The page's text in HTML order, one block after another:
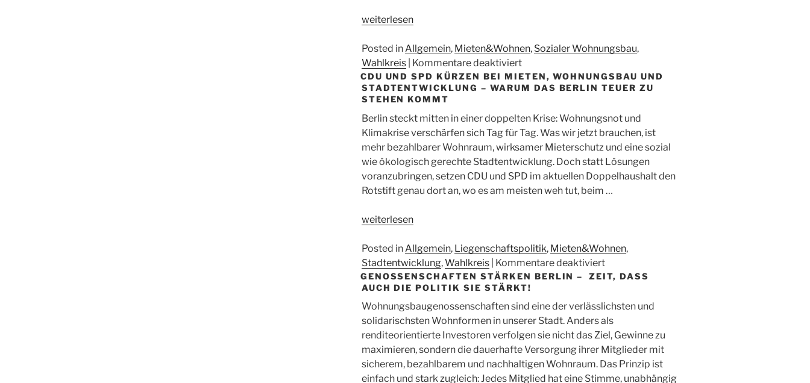
„Mietenkonzept
Senat
lässt
Mieter*innen
im
Regen
stehen“
weiterlesen
Posted inAllgemein, Mieten&Wohnen, Sozialer Wohnungsbau,
Wahlkreis Kommentare deaktiviertfür
Mietenkonzept
2025,
lässt
Mieter*innen
im
Regen
stehen
CDU UND SPD KÜRZEN BEI MIETEN, WOHNUNGSBAU UND
STADTENTWICKLUNG – WARUM DAS BERLIN TEUER ZU
STEHEN KOMMT
Berlin steckt mitten in einer doppelten Krise: Wohnungsnot und
Klimakrise verschärfen sich Tag für Tag. Was wir jetzt brauchen, ist
mehr bezahlbarer Wohnraum, wirksamer Mieterschutz und eine sozial
wie ökologisch gerechte Stadtentwicklung. Doch statt Lösungen
voranzubringen, setzen CDU und SPD im aktuellen Doppelhaushalt den
Rotstift genau dort an, wo es am meisten weh tut, beim …
„CDU
SPD
kürzen
bei
Mieten,
Wohnungsbau
und
Stadtentwicklung
–
warum
das
weiterlesen
Posted in Allgemein, Liegenschaftspolitik, Mieten&Wohnen,
Stadtentwicklung,Wahlkreis Kommentare deaktiviertfür
CDU
SPD
kürzen
bei
Mieten,
Wohnungsbau
und
GENOSSENSCHAFTEN STÄRKEN BERLIN – ZEIT, DASS
AUCH DIE POLITIK SIE STÄRKT!
Wohnungsbaugenossenschaften sind eine der verlässlichsten und
solidarischsten Wohnformen in unserer Stadt. Anders als
renditeorientierte Investoren verfolgen sie nicht das Ziel, Gewinne zu
maximieren, sondern die dauerhafte Versorgung ihrer Mitglieder mit
sicherem, bezahlbarem und nachhaltigen Wohnraum. Das Prinzip ist
einfach und stark zugleich: Jedes Mitglied hat eine Stimme, unabhängig